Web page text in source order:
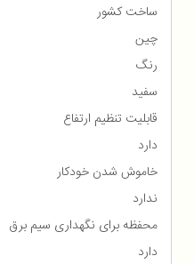
ساخت کشور
چین
رنگ
سفید
قابلیت تنظیم ارتفاع
دارد
خاموش شدن خودکار
ندارد
محفظه برای نگهداری سیم برق
دارد